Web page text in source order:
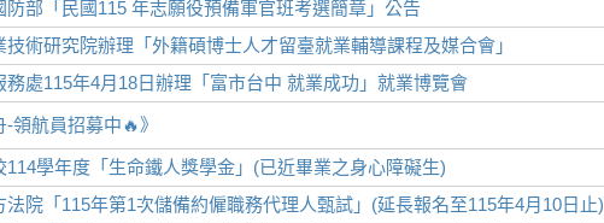
防部「民國115 年志願役預備軍官班考選簡章」公告
技術研究院辦理「外籍碩博士人才留臺就業輔導課程及媒合會」
務處115年4月18日辦理「富市台中 就業成功」就業博覽會
領航員招募中🔥》
114學年度「生命鐵人獎學金」(已近畢業之身心障礙生)
法院「115年第1次儲備約僱職務代理人甄試」(延長報名至115年4月10日止)